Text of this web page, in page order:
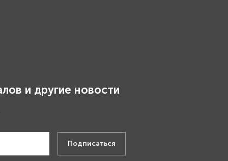
и другие новости
Подписаться